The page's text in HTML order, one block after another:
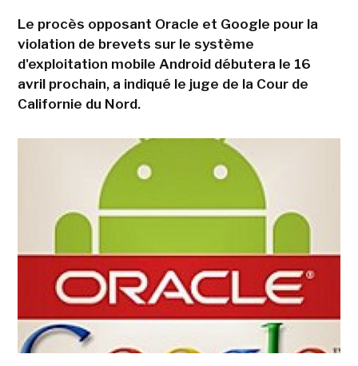
Le procès opposant Oracle et Google pour la
violation de brevets sur le système
d'exploitation mobile Android débutera le 16
avril prochain, a indiqué le juge de la Cour de
Californie du Nord.